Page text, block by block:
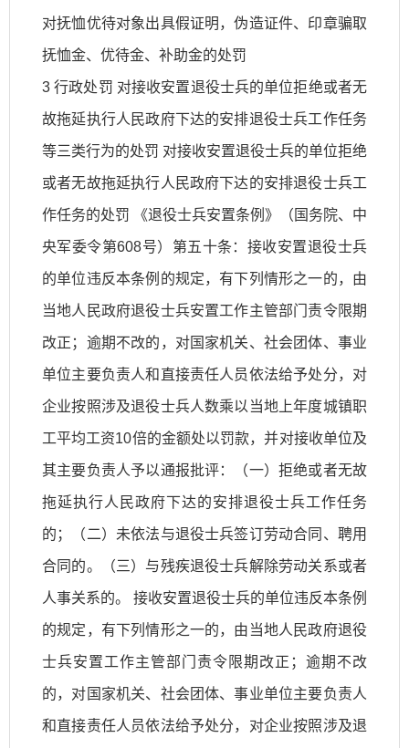
对抚恤优待对象出具假证明，伪造证件、印章骗取
抚恤金、优待金、补助金的处罚
3 行政处罚 对接收安置退役士兵的单位拒绝或者无
故拖延执行人民政府下达的安排退役士兵工作任务
等三类行为的处罚 对接收安置退役士兵的单位拒绝
或者无故拖延执行人民政府下达的安排退役士兵工
作任务的处罚 《退役士兵安置条例》（国务院、中
央军委令第608号）第五十条：接收安置退役士兵
的单位违反本条例的规定，有下列情形之一的，由
当地人民政府退役士兵安置工作主管部门责令限期
改正；逾期不改的，对国家机关、社会团体、事业
单位主要负责人和直接责任人员依法给予处分，对
企业按照涉及退役士兵人数乘以当地上年度城镇职
工平均工资10倍的金额处以罚款，并对接收单位及
其主要负责人予以通报批评：（一）拒绝或者无故
拖延执行人民政府下达的安排退役士兵工作任务
的；（二）未依法与退役士兵签订劳动合同、聘用
合同的。（三）与残疾退役士兵解除劳动关系或者
人事关系的。 接收安置退役士兵的单位违反本条例
的规定，有下列情形之一的，由当地人民政府退役
士兵安置工作主管部门责令限期改正；逾期不改
的，对国家机关、社会团体、事业单位主要负责人
和直接责任人员依法给予处分，对企业按照涉及退